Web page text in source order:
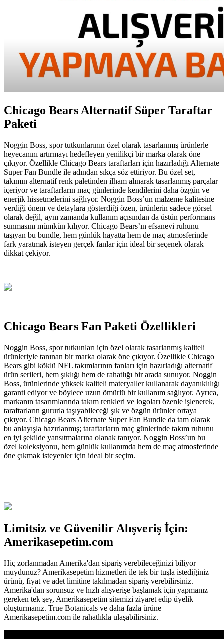
Chicago Bears Alternatif Süper Taraftar
Paketi
Noggin Boss, spor tutkunlarının özel olarak tasarlanmış ürünlerle
heyecanını artırmayı hedefleyen yenilikçi bir marka olarak öne
çıkıyor. Özellikle Chicago Bears taraftarları için hazırladığı Alternate
Super Fan Bundle ile adından sıkça söz ettiriyor. Bu özel set,
takımın alternatif renk paletinden ilham alınarak tasarlanmış parçalar
içeriyor ve taraftarların maç günlerinde kendilerini daha özgün ve
enerjik hissetmelerini sağlıyor. Noggin Boss’un malzeme kalitesine
verdiği önem ve detaylara gösterdiği özen, ürünlerin sadece görsel
olarak değil, aynı zamanda kullanım açısından da üstün performans
sunmasını mümkün kılıyor. Chicago Bears’ın efsanevi ruhunu
taşıyan bu bundle, hem günlük hayatta hem de maç atmosferinde
fark yaratmak isteyen gerçek fanlar için ideal bir seçenek olarak
dikkat çekiyor.
Chicago Bears Fan Paketi Özellikleri
Noggin Boss, spor tutkunları için özel olarak tasarlanmış kaliteli
ürünleriyle tanınan bir marka olarak öne çıkıyor. Özellikle Chicago
Bears gibi köklü NFL takımlarının fanları için hazırladığı alternatif
ürün serileri, hem şıklığı hem de rahatlığı bir arada sunuyor. Noggin
Boss, ürünlerinde yüksek kaliteli materyaller kullanarak dayanıklılığı
garanti ediyor ve böylece uzun ömürlü bir kullanım sağlıyor. Ayrıca,
markanın tasarımlarında takım renkleri ve logoları özenle işlenerek,
taraftarların gururla taşıyabileceği şık ve özgün ürünler ortaya
çıkıyor. Chicago Bears Alternate Super Fan Bundle da tam olarak
bu anlayışla hazırlanmış; taraftarların maç günlerinde takım ruhunu
en iyi şekilde yansıtmalarına olanak tanıyor. Noggin Boss’un bu
özel koleksiyonu, hem günlük kullanımda hem de maç atmosferinde
öne çıkmak isteyenler için ideal bir seçim.
Limitsiz ve Güvenilir Alışveriş İçin:
Amerikasepetim.com
Hiç zorlanmadan Amerika'dan sipariş verebileceğinizi biliyor
muydunuz? Amerikasepetim hizmetleri ile tek bir tuşla istediğiniz
ürünü, fiyat ve adet limitine takılmadan sipariş verebilirsiniz.
Amerika'dan sorunsuz ve hızlı alışverişe başlamak için yapmanız
gereken tek şey, Amerikasepetim sitemizi ziyaret edip üyelik
oluşturmanız. True Botanicals ve daha fazla ürüne
Amerikasepetim.com ile rahatlıkla ulaşabilirsiniz.